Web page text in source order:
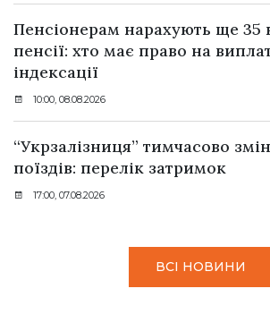
Пенсіонерам нарахують ще 35
пенсії: хто має право на
індексації
10:00, 08.08.2026
“Укрзалізниця” тимчасово
поїздів: перелік затримок
17:00, 07.08.2026
ВСІ НОВИНИ